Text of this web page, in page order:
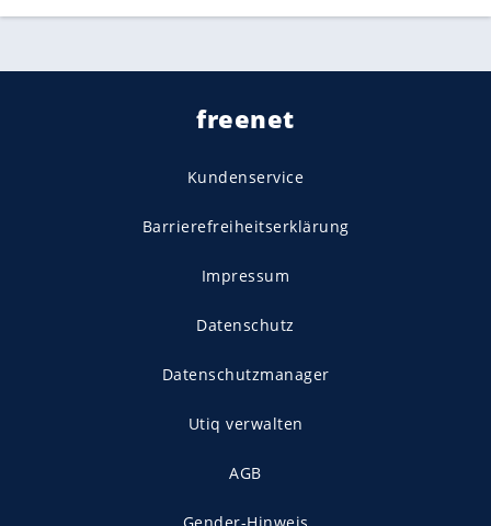
freenet
Kundenservice
Barrierefreiheitserklärung
Impressum
Datenschutz
Datenschutzmanager
Utiq verwalten
AGB